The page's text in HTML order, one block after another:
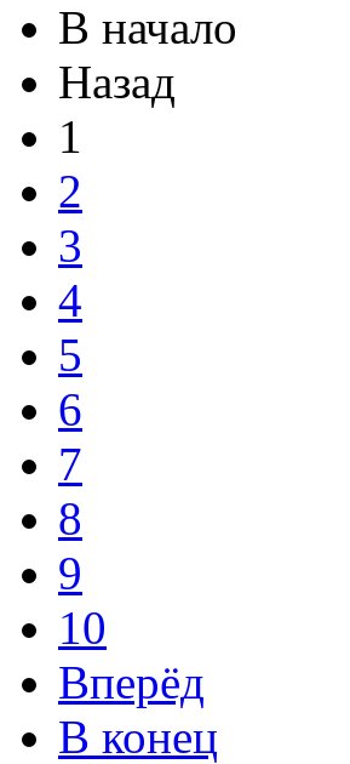
В начало
Назад
1
2
3
4
5
6
7
8
9
10
Вперёд
В конец